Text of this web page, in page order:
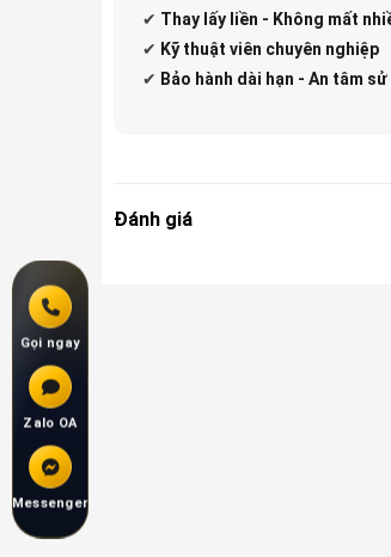
✔ Thay lấy liền - Không mất
✔ Kỹ thuật viên chuyên nghiệp
✔ Bảo hành dài hạn - An tâm
Đánh giá
Gọi ngay
Zalo OA
Messenger